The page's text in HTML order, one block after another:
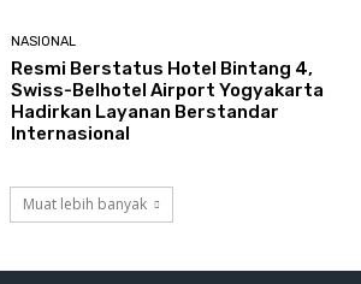
NASIONAL
Resmi Berstatus Hotel Bintang 4,
Swiss-Belhotel Airport Yogyakarta
Hadirkan Layanan Berstandar
Internasional
Muat lebih banyak